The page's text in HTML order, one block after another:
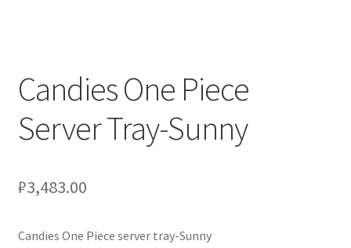
Заправка кондиционеров
Монтаж и установка кондиционеров
кондиционеров
Candies One Piece
Server Tray-Sunny
₽3,483.00
Candies One Piece server tray-Sunny